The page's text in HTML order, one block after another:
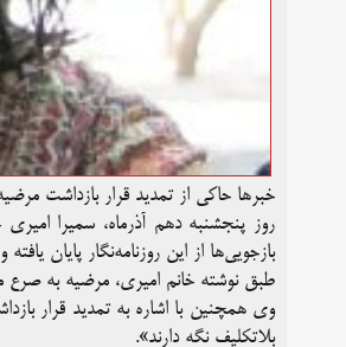
خبرها حاکی از تمدید قرار بازداشت
روز پنجشنبه دهم آذرماه، سمیرا
بازجویی‌ها از این روزنامه‌نگار پایان
طبق نوشته خانم امیری، مرضیه به صرع
وی همچنین با اشاره به تمدید قرار
بلاتکلیف نگه دارند».